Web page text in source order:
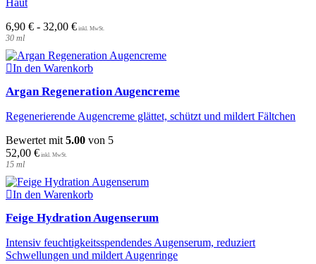
Optionen
auf
gewählt
6,90 € - 32,00 €
30 ml
In den Warenkorb
Argan Regeneration Augencreme
Regenerierende Augencreme glättet, schützt und mildert Fältchen
Bewertet mit 5.00 von 5
52,00 €
15 ml
In den Warenkorb
Feige Hydration Augenserum
Intensiv feuchtigkeitsspendendes Augenserum, reduziert
Schwellungen und mildert Augenringe